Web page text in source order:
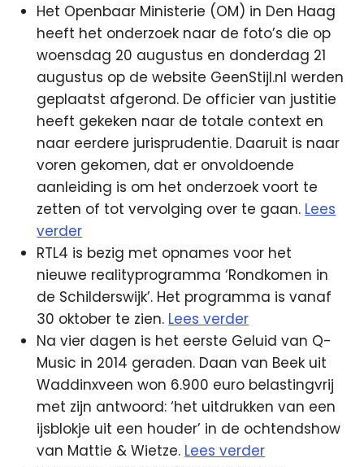
Het Openbaar Ministerie (OM) in Den Haag
heeft het onderzoek naar de foto’s die op
woensdag 20 augustus en donderdag 21
augustus op de website GeenStijl.nl werden
geplaatst afgerond. De officier van justitie
heeft gekeken naar de totale context en
naar eerdere jurisprudentie. Daaruit is naar
voren gekomen, dat er onvoldoende
aanleiding is om het onderzoek voort te
zetten of tot vervolging over te gaan. Lees
verder
RTL4 is bezig met opnames voor het
nieuwe realityprogramma ‘Rondkomen in
de Schilderswijk’. Het programma is vanaf
30 oktober te zien. Lees verder
Na vier dagen is het eerste Geluid van Q-
Music in 2014 geraden. Daan van Beek uit
Waddinxveen won 6.900 euro belastingvrij
met zijn antwoord: ‘het uitdrukken van een
ijsblokje uit een houder’ in de ochtendshow
van Mattie & Wietze. Lees verder